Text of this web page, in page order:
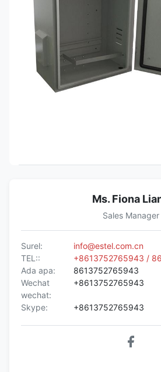
Ms. Fiona
Sales Manager
Surel:
info@estel.com.cn
TEL::
+8613752765943 /
Ada apa:
8613752765943
Wechat
wechat:
+8613752765943
Skype: +8613752765943